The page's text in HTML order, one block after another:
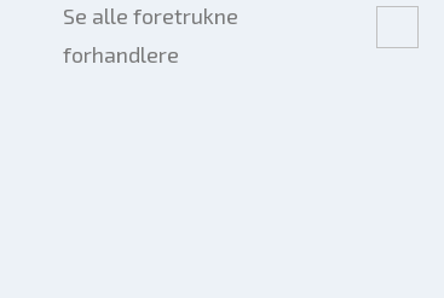
Se alle foretrukne
forhandlere